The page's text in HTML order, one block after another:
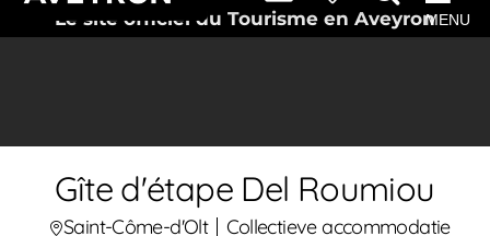
Le site officiel du Tourisme en AveyronMENU
Gîte d'étape Del Roumiou
Saint-Côme-d'Olt Collectieve accommodatie